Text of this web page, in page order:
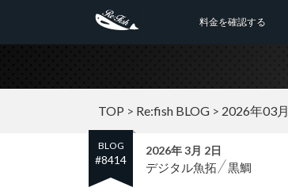
料金を確認する
TOP > Re:fish BLOG > 2026年03月
BLOG
#8414
2026年 3月 2日
デジタル魚拓 黒鯛